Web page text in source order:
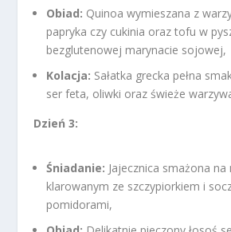
Obiad: Quinoa wymieszana z
papryka czy cukinia oraz tofu w
bezglutenowej marynacie sojowej,
Kolacja: Sałatka grecka pełna
ser feta, oliwki oraz świeże
Dzień 3:
Śniadanie: Jajecznica smażona na
klarowanym ze szczypiorkiem i
pomidorami,